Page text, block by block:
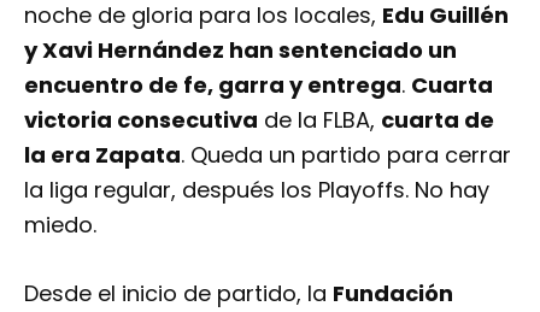
noche de gloria para los locales, Edu Guillén
y Xavi Hernández han sentenciado un
encuentro de fe, garra y entrega. Cuarta
victoria consecutiva de la FLBA, cuarta de
la era Zapata. Queda un partido para cerrar
la liga regular, después los Playoffs. No hay
miedo.
Desde el inicio de partido, la Fundación